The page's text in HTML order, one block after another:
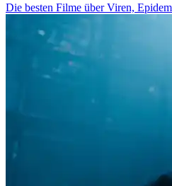
Die besten Filme über Viren,